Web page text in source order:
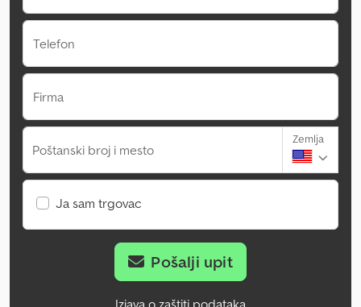
Telefon
Firma
Poštanski broj i mesto
Zemlja
Ja sam trgovac
Pošalji upit